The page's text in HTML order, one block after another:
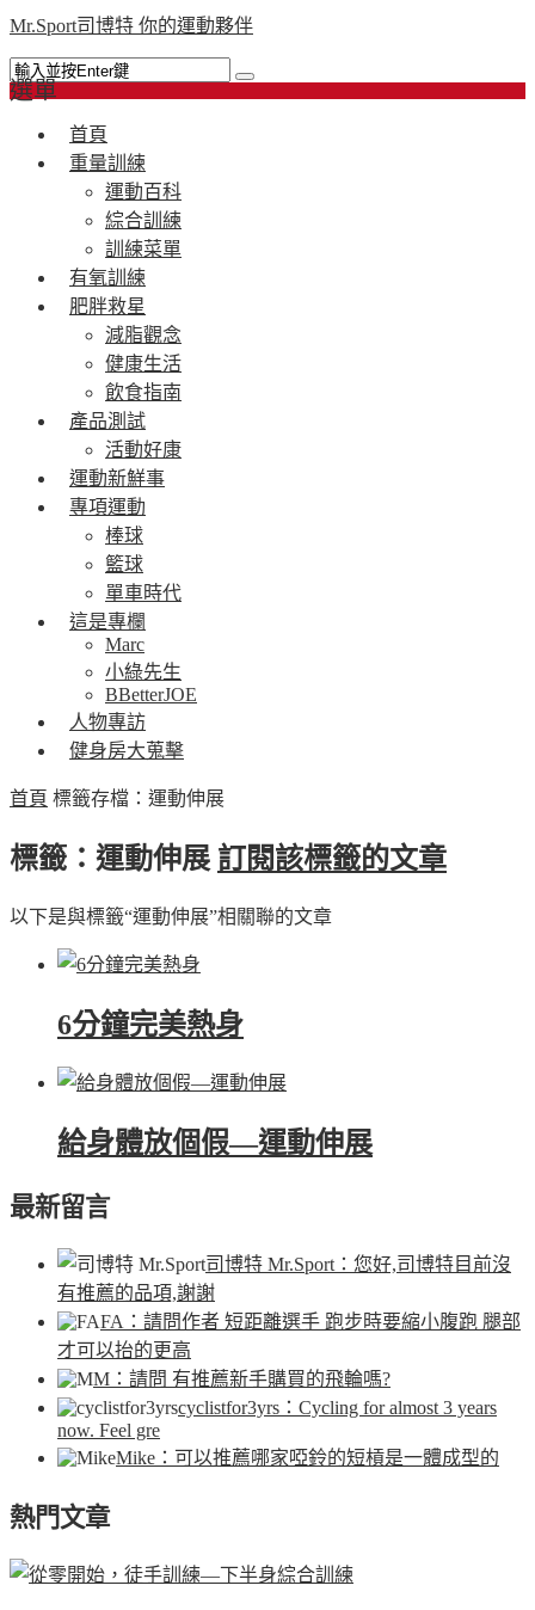
Mr.Sport司博特 你的運動夥伴
選單
首頁
重量訓練
運動百科
綜合訓練
訓練菜單
有氧訓練
肥胖救星
減脂觀念
健康生活
飲食指南
產品測試
活動好康
運動新鮮事
專項運動
棒球
籃球
單車時代
這是專欄
Marc
小綠先生
BBetterJOE
人物專訪
健身房大蒐擊
首頁 標籤存檔：運動伸展
標籤：運動伸展 訂閱該標籤的文章
以下是與標籤“運動伸展”相關聯的文章
6分鐘完美熱身
給身體放個假—運動伸展
最新留言
司博特 Mr.Sport ：您好,司博特目前沒
有推薦的品項,謝謝
FA ：請問作者 短距離選手 跑步時要縮小腹跑 腿部
才可以抬的更高
M ：請問 有推薦新手購買的飛輪嗎?
cyclistfor3yrs ：Cycling for almost 3 years
now. Feel gre
Mike ：可以推薦哪家啞鈴的短槓是一體成型的
熱門文章